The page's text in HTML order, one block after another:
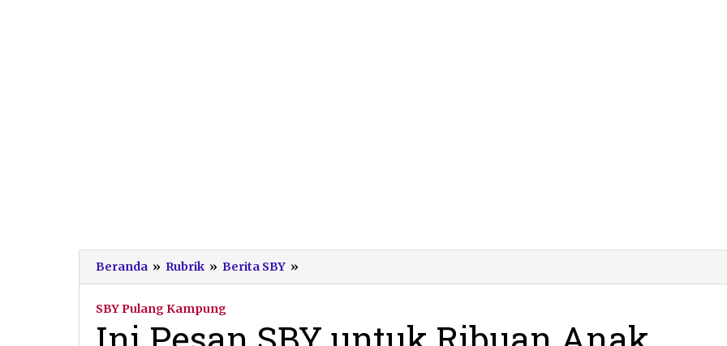
Beranda » Rubrik » Berita SBY »
Pesan
Ribuan
SBY Pulang Kampung